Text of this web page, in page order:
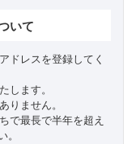
いて
ドレスを登録してく
します。
りません。
で最長で半年を超え
。